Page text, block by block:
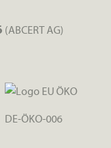
(ABCERT AG)
DE-ÖKO-006